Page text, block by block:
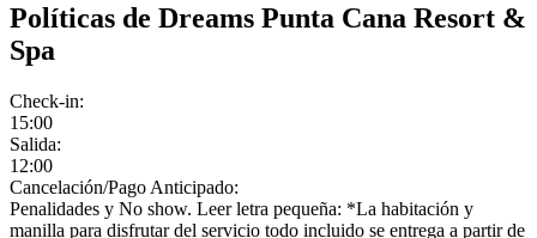
Políticas de Dreams Punta Cana Resort &
Spa
Check-in:
15:00
Salida:
12:00
Cancelación/Pago Anticipado:
Penalidades y No show. Leer letra pequeña: *La habitación y
manilla para disfrutar del servicio todo incluido se entrega a partir de